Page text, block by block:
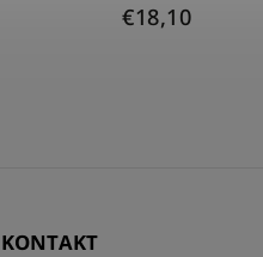
€18,10
KONTAKT